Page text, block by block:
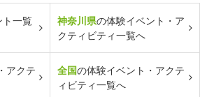
ト一覧
神奈川県の体験イベント・ア
クティビティ一覧へ
アクテ
全国の体験イベント・アクテ
ィビティ一覧へ